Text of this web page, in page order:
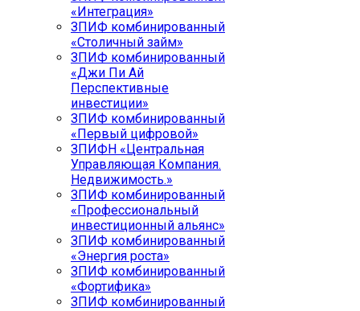
«Интеграция»
ЗПИФ комбинированный
«Столичный займ»
ЗПИФ комбинированный
«Джи Пи Ай
Перспективные
инвестиции»
ЗПИФ комбинированный
«Первый цифровой»
ЗПИФН «Центральная
Управляющая Компания.
Недвижимость.»
ЗПИФ комбинированный
«Профессиональный
инвестиционный альянс»
ЗПИФ комбинированный
«Энергия роста»
ЗПИФ комбинированный
«Фортифика»
ЗПИФ комбинированный